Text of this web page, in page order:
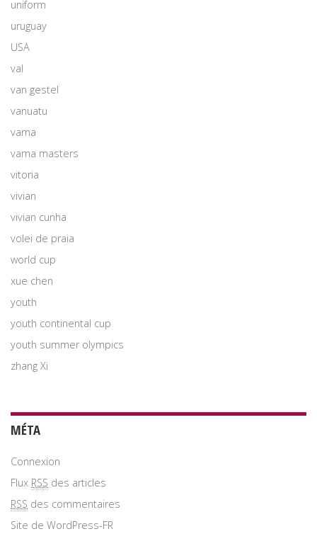
uniform
uruguay
USA
val
van gestel
vanuatu
varna
varna masters
vitoria
vivian
vivian cunha
volei de praia
world cup
xue chen
youth
youth continental cup
youth summer olympics
zhang Xi
MÉTA
Connexion
Flux RSS des articles
RSS des commentaires
Site de WordPress-FR